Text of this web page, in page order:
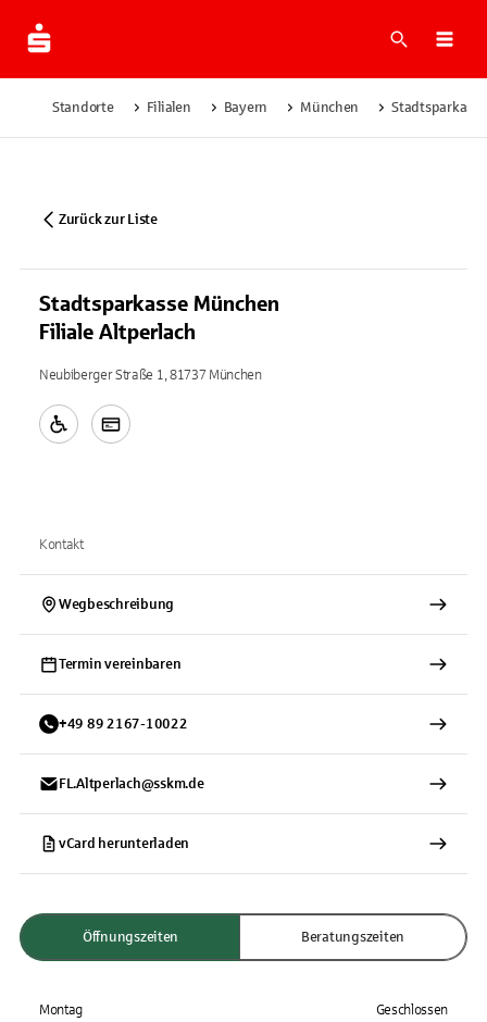
Suche
Standorte Filialen Bayern München
Zurück zur Liste
Stadtsparkasse München
Filiale Altperlach
Neubiberger Straße 1, 81737 München
Kontakt
Wegbeschreibung
Termin vereinbaren
+49 89 2167-10022
FL.Altperlach@sskm.de
vCard herunterladen
Öffnungszeiten Beratungszeiten
Montag Geschlossen